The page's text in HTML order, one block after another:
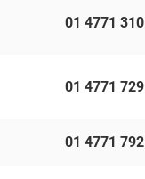
01 4771 310
01 4771 729
01 4771 792